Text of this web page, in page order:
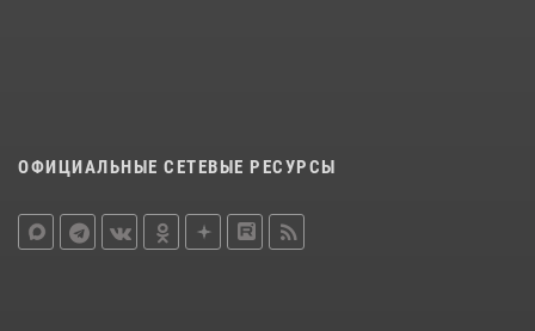
ОФИЦИАЛЬНЫЕ СЕТЕВЫЕ РЕСУРСЫ